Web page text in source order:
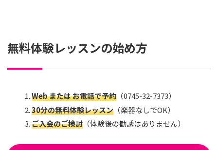
無料体験レッスンの始め方
Web または お電話で予約（0745-32-7373）
30分の無料体験レッスン（楽器なしでOK）
ご入会のご検討（体験後の勧誘はありません）